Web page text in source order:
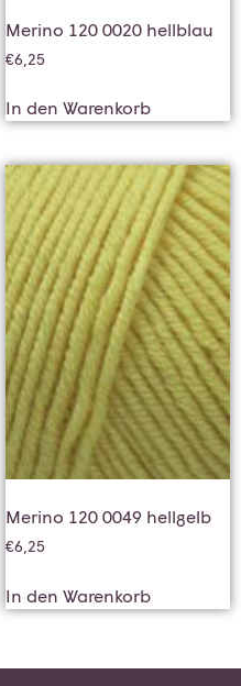
Merino 120 0020 hellblau
€6,25
In den Warenkorb
Merino 120 0049 hellgelb
€6,25
In den Warenkorb